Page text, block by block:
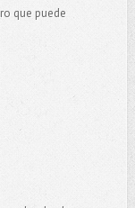
que puede